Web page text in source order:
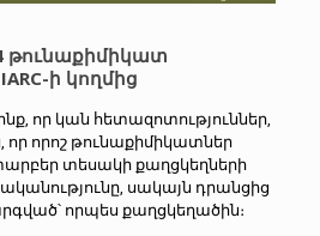
թունաքիմիկատ
ի կողմից
որ կան հետազոտություններ,
որ որոշ թունաքիմիկատներ
տեսակի քաղցկեղների
սակայն դրանցից
որպես քաղցկեղածին։